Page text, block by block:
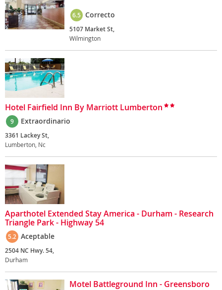
6.5 Correcto
5107 Market St,
Wilmington
Hotel Fairfield Inn By Marriott Lumberton
9 Extraordinario
3361 Lackey St,
Lumberton, Nc
Aparthotel Extended Stay America - Durham - Research
Triangle Park - Highway 54
5.2 Aceptable
2504 NC Hwy. 54,
Durham
Motel Battleground Inn - Greensboro